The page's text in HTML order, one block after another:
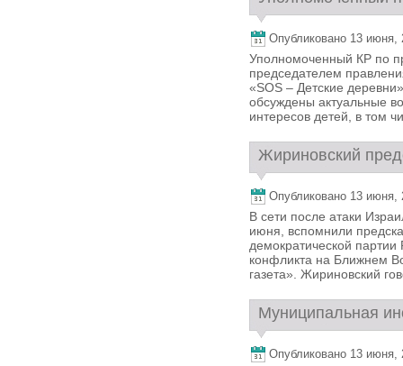
Опубликовано 13 июня,
Уполномоченный КР по
председателем
«SOS – Детские
обсуждены актуальные
интересов детей, в том
Жириновский
Опубликовано 13 июня,
В сети после атаки
июня, вспомнили
демократической
конфликта на Ближнем
газета». Жириновский
Муниципальная
Опубликовано 13 июня,